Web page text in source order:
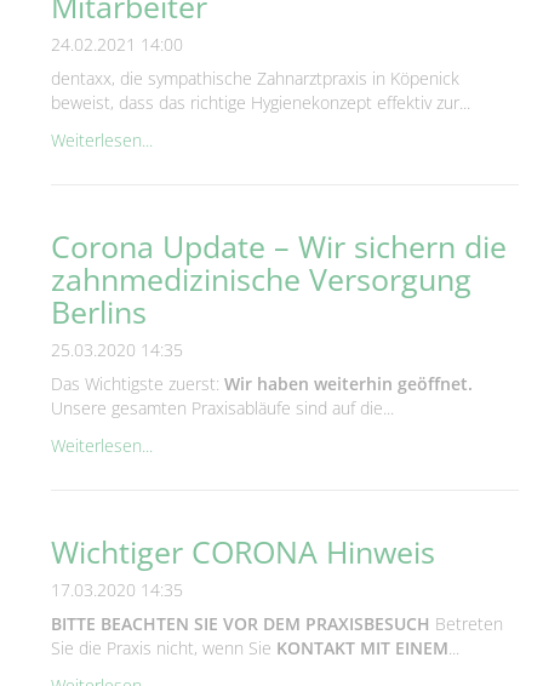
24.02.2021 14:00
dentaxx, die sympathische Zahnarztpraxis in Köpenick
beweist, dass das richtige Hygienekonzept effektiv zur...
Weiterlesen...
Corona Update – Wir sichern die
zahnmedizinische Versorgung
Berlins
25.03.2020 14:35
Das Wichtigste zuerst: Wir haben weiterhin geöffnet.
Unsere gesamten Praxisabläufe sind auf die...
Weiterlesen...
Wichtiger CORONA Hinweis
17.03.2020 14:35
BITTE BEACHTEN SIE VOR DEM PRAXISBESUCH Betreten
Sie die Praxis nicht, wenn Sie KONTAKT MIT EINEM